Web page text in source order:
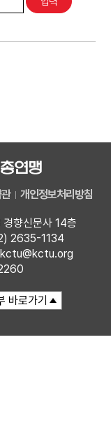
개인정보처리방침
향신문사 14층
2635-1134